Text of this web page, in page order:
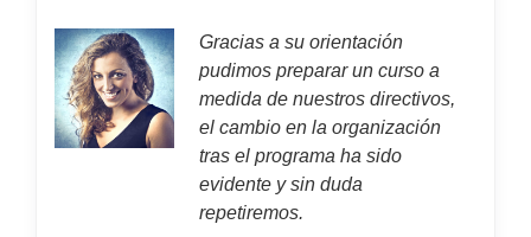
Gracias a su orientación
pudimos preparar un curso a
medida de nuestros directivos,
el cambio en la organización
tras el programa ha sido
evidente y sin duda
repetiremos.